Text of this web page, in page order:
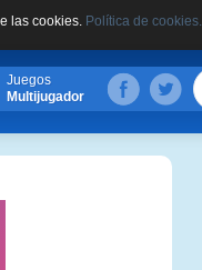
las cookies. Política de cookies.
Juegos
Multijugador